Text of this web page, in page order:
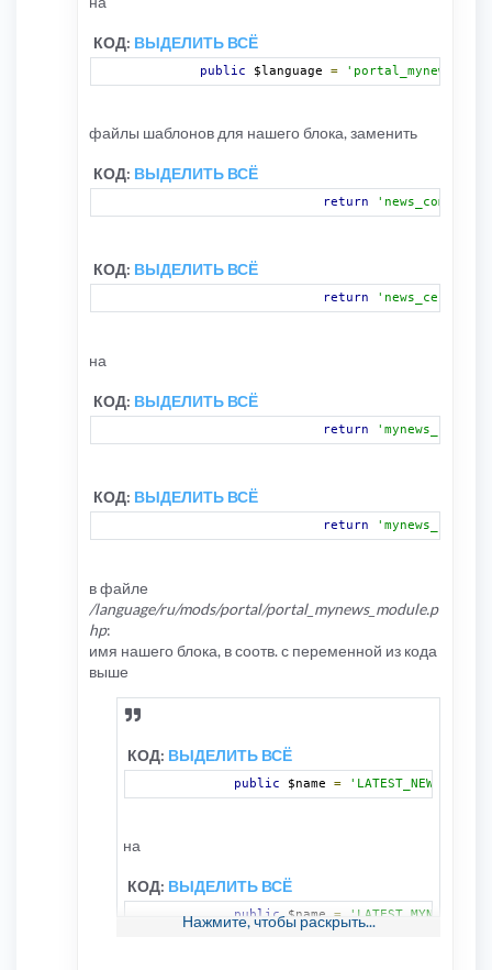
КОД: ВЫДЕЛИТЬ ВСЁ
public $language =
файлы шаблонов для нашего блока, заменить
КОД: ВЫДЕЛИТЬ ВСЁ
return
КОД: ВЫДЕЛИТЬ ВСЁ
return
на
КОД: ВЫДЕЛИТЬ ВСЁ
return
КОД: ВЫДЕЛИТЬ ВСЁ
return
в файле
/language/ru/mods/portal/portal_mynews_module.p
hp:
имя нашего блока, в соотв. с переменной из кода
выше
КОД: ВЫДЕЛИТЬ ВСЁ
public $name = 'LATEST_NEWS'
на
КОД: ВЫДЕЛИТЬ ВСЁ
public $name = 'LATEST_MYNEWS'
Нажмите, чтобы раскрыть...